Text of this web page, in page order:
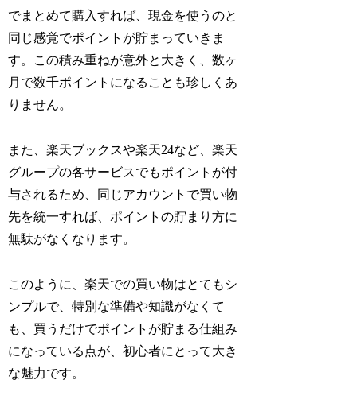
でまとめて購入すれば、現金を使うのと
同じ感覚でポイントが貯まっていきま
す。この積み重ねが意外と大きく、数ヶ
月で数千ポイントになることも珍しくあ
りません。
また、楽天ブックスや楽天24など、楽天
グループの各サービスでもポイントが付
与されるため、同じアカウントで買い物
先を統一すれば、ポイントの貯まり方に
無駄がなくなります。
このように、楽天での買い物はとてもシ
ンプルで、特別な準備や知識がなくて
も、買うだけでポイントが貯まる仕組み
になっている点が、初心者にとって大き
な魅力です。